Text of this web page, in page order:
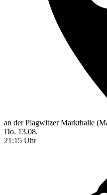
an der Plagwitzer Markthalle
Do. 13.08.
21:15 Uhr